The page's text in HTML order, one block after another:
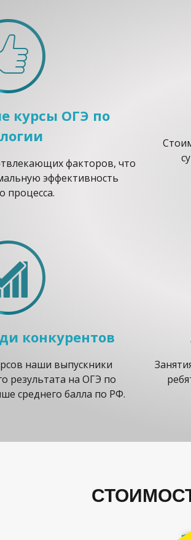
курсы ОГЭ по
факторов, что
эффективность
процесса.
конкурентов
наши выпускники
результата на ОГЭ по
среднего балла по РФ.